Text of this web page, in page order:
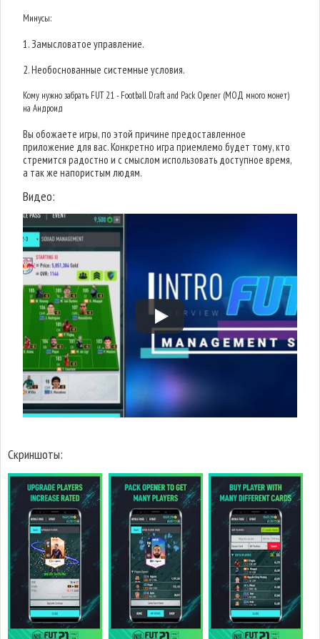
Минусы:
1. Замысловатое управление.
2. Необоснованные системные условия.
Кому нужно забрать FUT 21 - Football Draft and Pack Opener (МОД много монет)
на Андроид
Вы обожаете игры, по этой причине предоставленное
приложение для вас. Конкретно игра приемлемо будет тому, кто
стремится радостно и с смыслом использовать доступное время,
а так же напористым людям.
Видео:
Скриншоты: